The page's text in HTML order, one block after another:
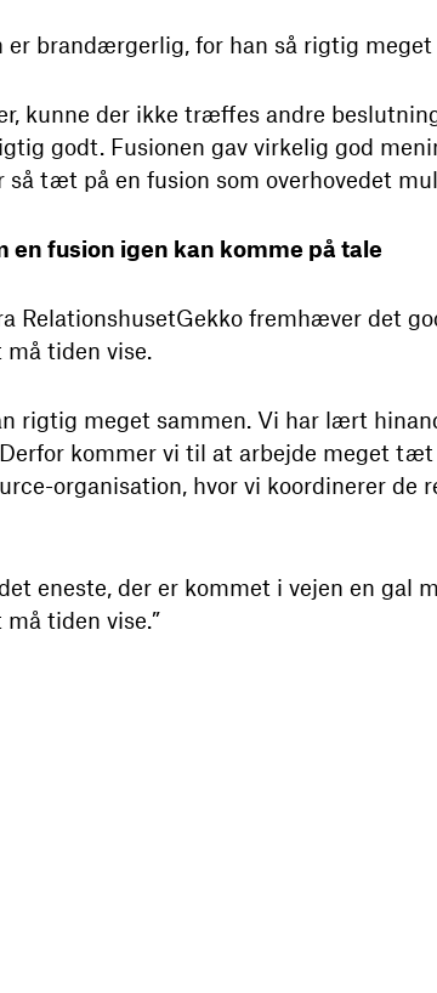
er brandærgerlig, for han så rigtig
kunne der ikke træffes andre
godt. Fusionen gav virkelig god
så tæt på en fusion som overhovedet
en fusion igen kan komme på tale
RelationshusetGekko fremhæver det
må tiden vise.
rigtig meget sammen. Vi har lært
kommer vi til at arbejde meget
organisation, hvor vi koordinerer de
eneste, der er kommet i vejen en gal
tiden vise.”